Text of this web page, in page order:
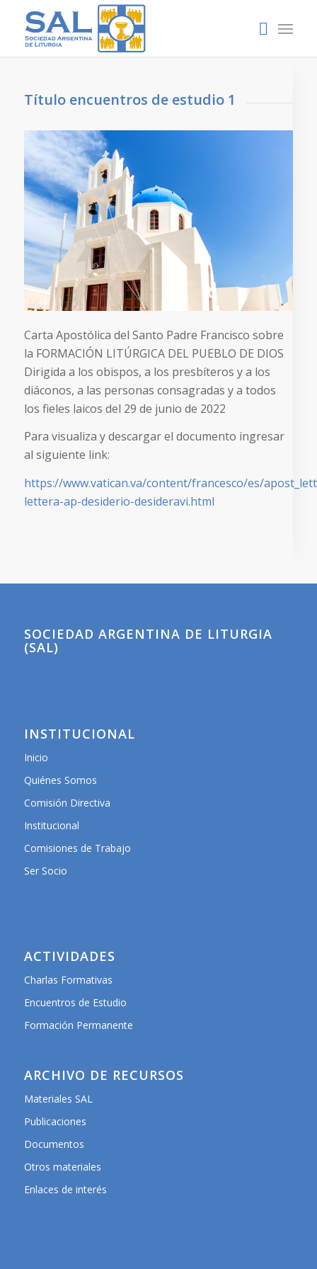
Título encuentros de estudio 1
Carta Apostólica del Santo Padre Francisco sobre
la FORMACIÓN LITÚRGICA DEL PUEBLO DE DIOS
Dirigida a los obispos, a los presbíteros y a los
diáconos, a las personas consagradas y a todos
los fieles laicos del 29 de junio de 2022
Para visualiza y descargar el documento ingresar
al siguiente link:
https://www.vatican.va/content/francesco/es/
lettera-ap-desiderio-desideravi.html
SOCIEDAD ARGENTINA DE LITURGIA
(SAL)
INSTITUCIONAL
Inicio
Quiénes Somos
Comisión Directiva
Institucional
Comisiones de Trabajo
Ser Socio
ACTIVIDADES
Charlas Formativas
Encuentros de Estudio
Formación Permanente
ARCHIVO DE RECURSOS
Materiales SAL
Publicaciones
Documentos
Otros materiales
Enlaces de interés